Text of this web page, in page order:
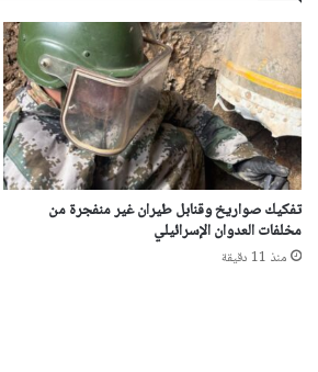
تفكيك صواريخ وقنابل طيران غير منفجرة من
مخلفات العدوان الإسرائيلي
منذ 11 دقيقة